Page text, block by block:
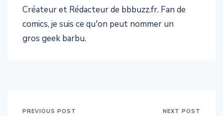
Créateur et Rédacteur de bbbuzz.fr. Fan de
comics, je suis ce qu'on peut nommer un
gros geek barbu.
PREVIOUS POST NEXT POST